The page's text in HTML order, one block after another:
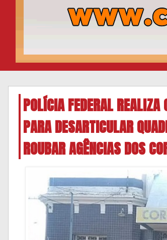
POLÍCIA FEDERAL REALIZA
PARA DESARTICULAR
ROUBAR AGÊNCIAS DOS